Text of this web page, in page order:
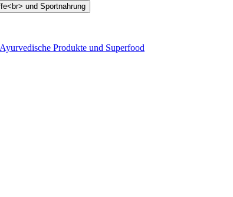
Ayurvedische Produkte und Superfood